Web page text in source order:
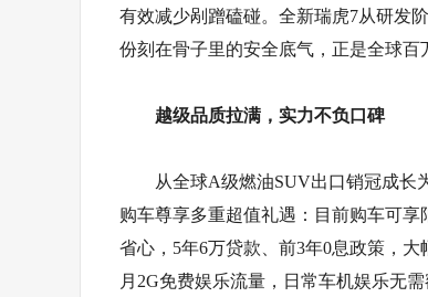
有效减少剐蹭磕碰。全新瑞虎7从研发
份刻在骨子里的安全底气，正是全球百
越级品质拉满，实力不负口碑
从全球A级燃油SUV出口销冠成长
购车尊享多重超值礼遇：目前购车可
省心，5年6万贷款、前3年0息政策，
月2G免费娱乐流量，日常车机娱乐无